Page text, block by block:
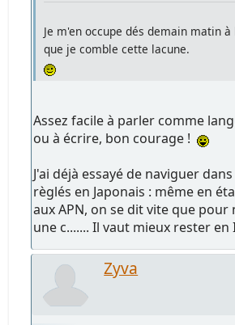
Je m'en occupe dés demain matin
que je comble cette lacune.
Assez facile à parler comme
ou à écrire, bon courage !
J'ai déjà essayé de naviguer
règlés en Japonais : même en
aux APN, on se dit vite que pour
une c....... Il vaut mieux rester
Zyva